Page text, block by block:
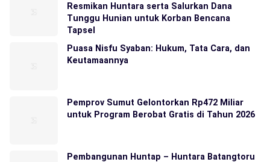
Resmikan Huntara serta Salurkan Dana
Tunggu Hunian untuk Korban Bencana
Tapsel
Puasa Nisfu Syaban: Hukum, Tata Cara, dan
Keutamaannya
Pemprov Sumut Gelontorkan Rp472 Miliar
untuk Program Berobat Gratis di Tahun 2026
Pembangunan Huntap – Huntara Batangtoru